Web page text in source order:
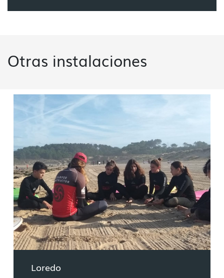
Otras instalaciones
Loredo